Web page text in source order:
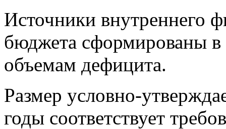
Источники внутреннего
бюджета сформированы
объемам дефицита.
Размер условно-
годы соответствует